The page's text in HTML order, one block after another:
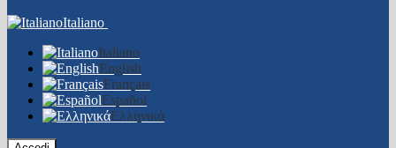
Italiano
Italiano
English
Français
Español
Ελληνικά